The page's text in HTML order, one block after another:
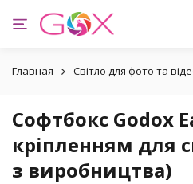
Главная Світло для фото та
Софтбокс Godox
кріпленням для
з виробництва)